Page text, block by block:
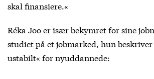
skal finansiere.«
Réka Joo er især bekymret for sine
studiet på et jobmarked, hun
ustabilt« for nyuddannede: